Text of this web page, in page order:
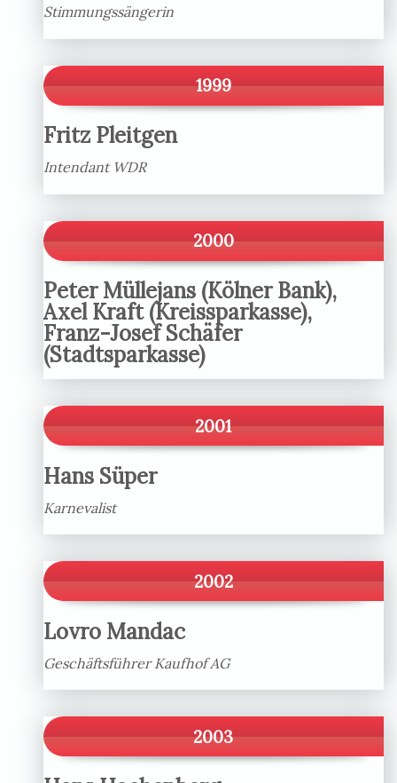
Stimmungssängerin
1999
Fritz Pleitgen
Intendant WDR
2000
Peter Müllejans (Kölner Bank),
Axel Kraft (Kreissparkasse),
Franz-Josef Schäfer
(Stadtsparkasse)
2001
Hans Süper
Karnevalist
2002
Lovro Mandac
Geschäftsführer Kaufhof AG
2003